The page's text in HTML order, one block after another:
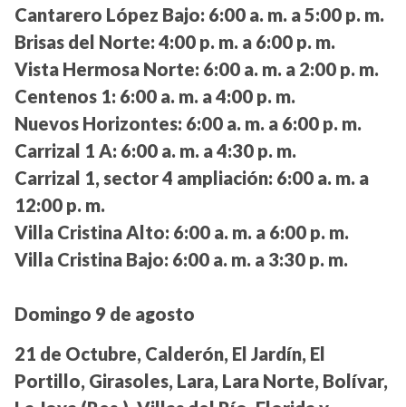
Cantarero López Bajo: 6:00 a. m. a 5:00 p. m.
Brisas del Norte: 4:00 p. m. a 6:00 p. m.
Vista Hermosa Norte: 6:00 a. m. a 2:00 p. m.
Centenos 1: 6:00 a. m. a 4:00 p. m.
Nuevos Horizontes: 6:00 a. m. a 6:00 p. m.
Carrizal 1 A: 6:00 a. m. a 4:30 p. m.
Carrizal 1, sector 4 ampliación: 6:00 a. m. a
12:00 p. m.
Villa Cristina Alto: 6:00 a. m. a 6:00 p. m.
Villa Cristina Bajo: 6:00 a. m. a 3:30 p. m.
Domingo 9 de agosto
21 de Octubre, Calderón, El Jardín, El
Portillo, Girasoles, Lara, Lara Norte, Bolívar,